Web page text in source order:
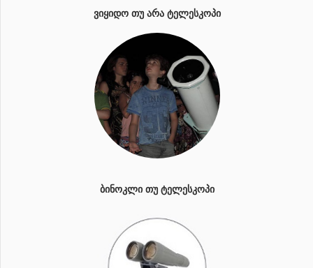
ᲕᲘᲧᲘᲓᲝ ᲗᲣ ᲐᲠᲐ ᲢᲔᲚᲔᲡᲙᲝᲞᲘ
ᲑᲘᲜᲝᲙᲚᲘ ᲗᲣ ᲢᲔᲚᲔᲡᲙᲝᲞᲘ